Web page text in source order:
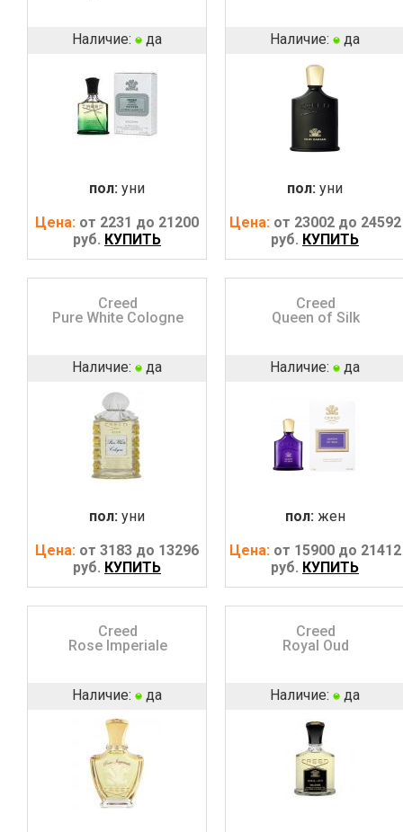
Наличие: да
пол: уни
Цена: от 2231 до 21200
руб. КУПИТЬ
Наличие: да
пол: уни
Цена: от 23002 до 24592
руб. КУПИТЬ
Creed
Pure White Cologne
Наличие: да
пол: уни
Цена: от 3183 до 13296
руб. КУПИТЬ
Creed
Queen of Silk
Наличие: да
пол: жен
Цена: от 15900 до 21412
руб. КУПИТЬ
Creed
Rose Imperiale
Наличие: да
Creed
Royal Oud
Наличие: да